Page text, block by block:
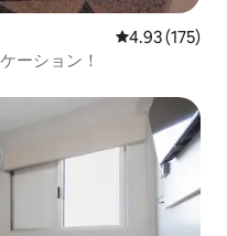
レビュー175
4.93 (175)
ーション！